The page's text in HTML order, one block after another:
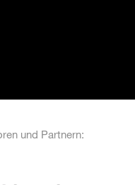
und Partnern: